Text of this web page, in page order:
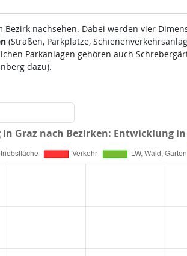
nachsehen. Dabei werden vier
(Straßen, Parkplätze,
Parkanlagen gehören auch
dazu).